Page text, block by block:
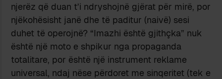
njerëz që duan t’i ndryshojnë gjërat për mirë, por
njëkohësisht janë dhe të paditur (naivë) sesi
duhet të operojnë? “Imazhi është gjithçka” nuk
është një moto e shpikur nga propaganda
totalitare, por është një instrument reklame
universal, ndaj nëse përdoret me sinqeritet (tek e